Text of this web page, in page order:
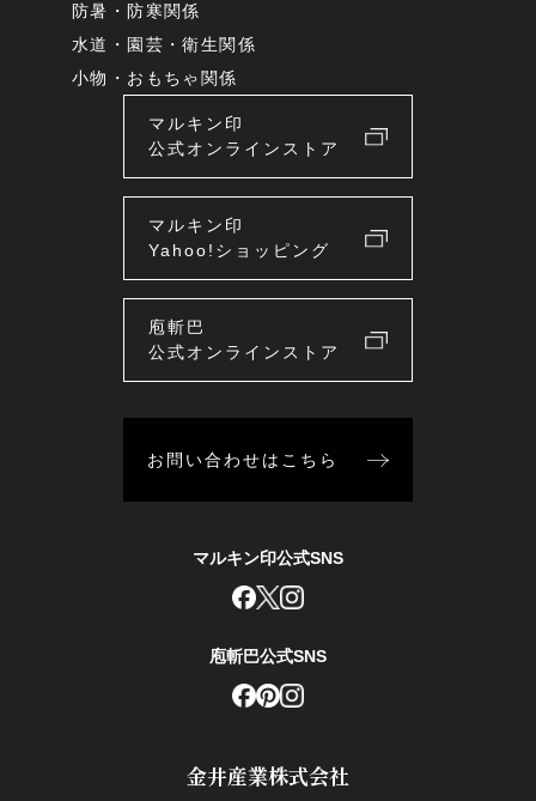
金井産業株式会社
防暑・防寒関係
水道・園芸・衛生関係
小物・おもちゃ関係
マルキン印
公式オンラインストア
マルキン印
Yahoo!ショッピング
庖斬巴
公式オンラインストア
お問い合わせはこちら
マルキン印公式SNS
庖斬巴公式SNS